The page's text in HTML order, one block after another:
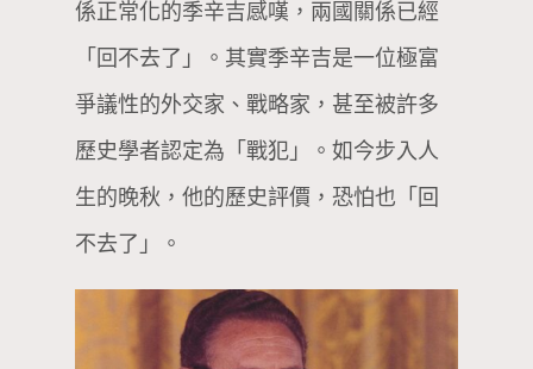
係正常化的季辛吉感嘆，兩國關係已經
「回不去了」。其實季辛吉是一位極富
爭議性的外交家、戰略家，甚至被許多
歷史學者認定為「戰犯」。如今步入人
生的晚秋，他的歷史評價，恐怕也「回
不去了」。